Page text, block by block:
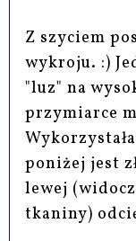
Z szyciem
wykroju. :)
"luz" na
przymiarce
poniżej jest
lewej
tkaniny)